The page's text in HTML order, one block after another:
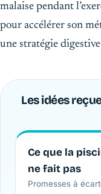
malaise pendant
pour accélérer son
une stratégie
Les idées
Ce que la
ne fait pas
Promesses à